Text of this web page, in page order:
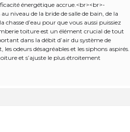
énergétique accrue.<br><br>-
niveau de la bride de salle de bain, de la
d’eau pour que vous aussi puissiez
toiture est un élément crucial de tout
dans la débit d’air du système de
odeurs désagréables et les siphons aspirés.
et s’ajuste le plus étroitement